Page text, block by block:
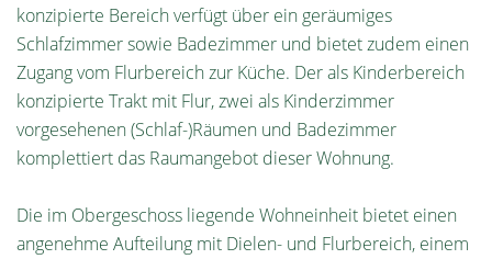
konzipierte Bereich verfügt über ein geräumiges
Schlafzimmer sowie Badezimmer und bietet zudem einen
Zugang vom Flurbereich zur Küche. Der als Kinderbereich
konzipierte Trakt mit Flur, zwei als Kinderzimmer
vorgesehenen (Schlaf-)Räumen und Badezimmer
komplettiert das Raumangebot dieser Wohnung.
Die im Obergeschoss liegende Wohneinheit bietet einen
angenehme Aufteilung mit Dielen- und Flurbereich, einem